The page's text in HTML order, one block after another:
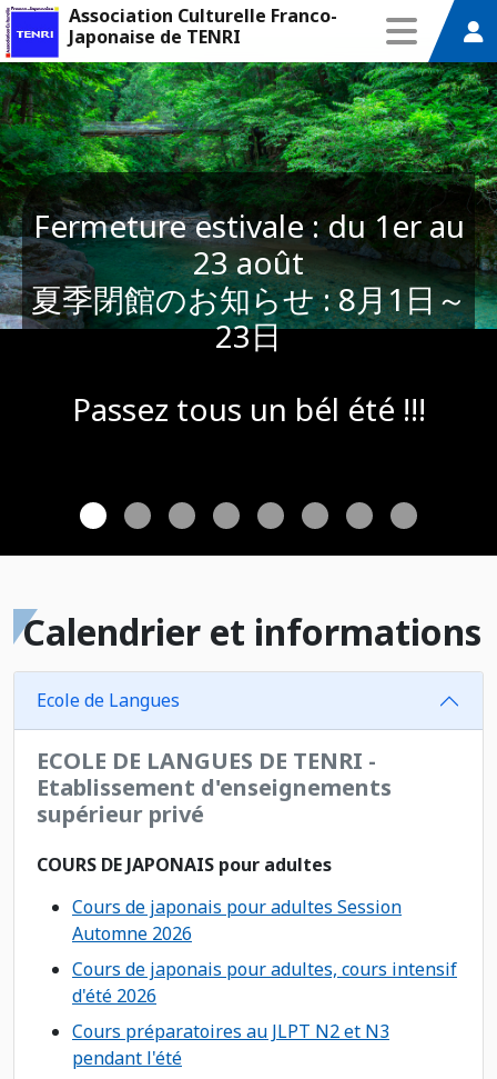
Association Culturelle Franco-
Japonaise de TENRI
: du 1er au
らせ : 8月1日～
日
un bél été !!!
Cours de
Cours de
Session
Calendrier et informations
Ecole de Langues
ECOLE DE LANGUES DE TENRI -
Etablissement d'enseignements
supérieur privé
COURS DE JAPONAIS pour adultes
Cours de japonais pour adultes Session
Automne 2026
Cours de japonais pour adultes, cours intensif
d'été 2026
Cours préparatoires au JLPT N2 et N3
pendant l'été